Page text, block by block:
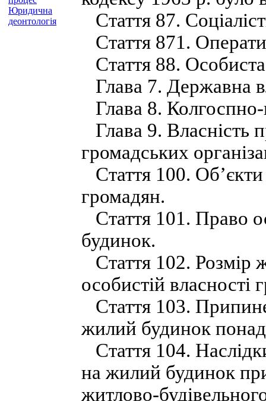
Юридична
деонтологія
Стаття 87.
Стаття 871.
Стаття 88. Особиста
Глава 7. Державна
Глава 8. Колгоспно-
Глава 9. Власність
громадських
Стаття 100. Об’єкти
громадян.
Стаття 101. Право
будинок.
Стаття 102. Розмір
особистій власності
Стаття 103.
жилий будинок
Стаття 104.
на жилий будинок
житлово-